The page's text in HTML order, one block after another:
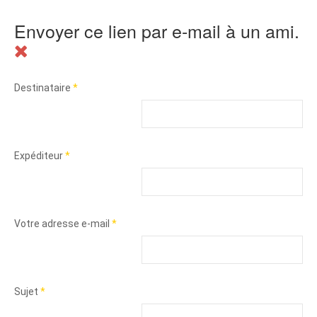
Envoyer ce lien par e-mail à un ami.
Destinataire *
Expéditeur*
Votre adresse e-mail *
Sujet *